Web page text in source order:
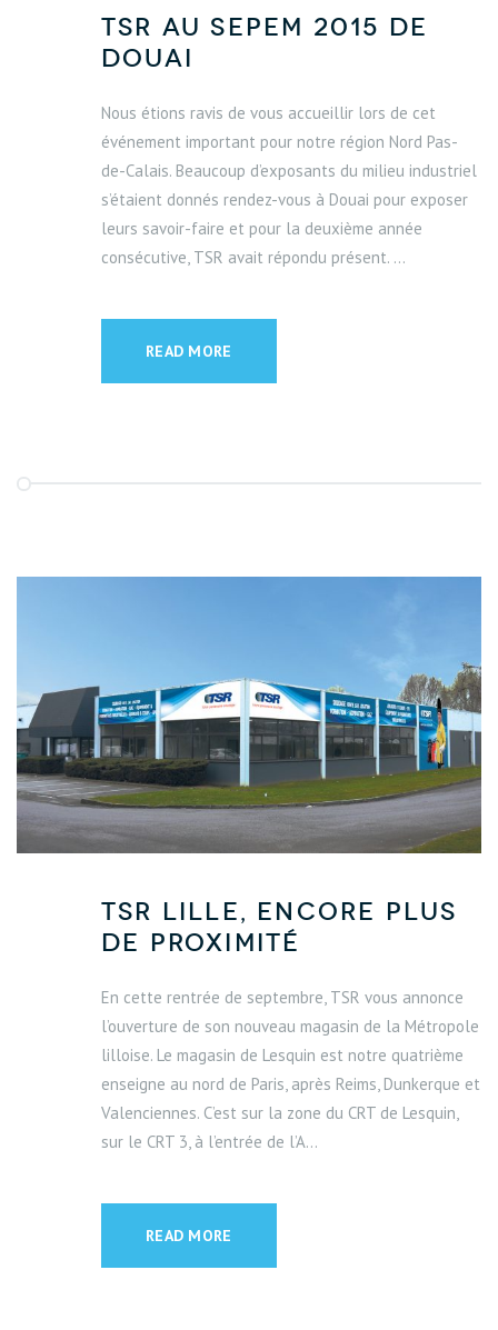
TSR au SEPEM 2015 de
Douai
Nous étions ravis de vous accueillir lors de cet
événement important pour notre région Nord Pas-
de-Calais. Beaucoup d’exposants du milieu industriel
s’étaient donnés rendez-vous à Douai pour exposer
leurs savoir-faire et pour la deuxième année
consécutive, TSR avait répondu présent. ...
READ MORE
TSR Lille, encore plus
de proximité
En cette rentrée de septembre, TSR vous annonce
l’ouverture de son nouveau magasin de la Métropole
lilloise. Le magasin de Lesquin est notre quatrième
enseigne au nord de Paris, après Reims, Dunkerque et
Valenciennes. C’est sur la zone du CRT de Lesquin,
sur le CRT 3, à l’entrée de l’A...
READ MORE